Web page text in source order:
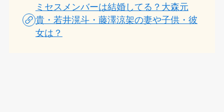
ミセスメンバーは結婚してる？大森元
貴・若井滉斗・藤澤涼架の妻や子供・彼
女は？